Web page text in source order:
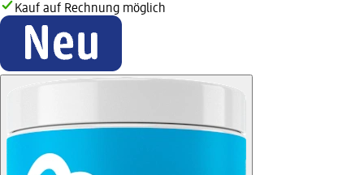
Kauf auf Rechnung möglich